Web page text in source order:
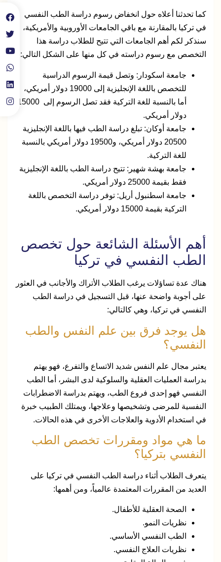
كما تحدثنا أعلاه حول انخفاض رسوم دراسة الطب النفسي
في تركيا بالمقارنة مع باقي الجامعات الأوروبية والأمريكية،
سنذكر لكم أهم الجامعات التي تتيح للطلاب دراسة هذا
التخصص مع رسوم دراسته في كل منها على الشكل التالي:
جامعة اسكودار: وتصل قيمة الرسوم الدراسية
للتخصص باللغة الإنجليزية إلى 19000 دولار أمريكي،
أما بالنسبة للغة التركية فقد تصل الرسوم إلى 15000
دولار أمريكي.
جامعة أوكان: تبلغ دراسة الطب فيها باللغة الإنجليزية
20500 دولار أمريكي، و19500 دولار أمريكي بالنسبة
للغة التركية.
جامعة بهشة شهير: تتيح دراسة الطب باللغة الإنجليزية
فقط بقيمة 25000 دولار أمريكي.
جامعة اسطنبول أريل: توفر دراسة التخصص باللغة
التركية بقيمة 15000 دولار أمريكي.
أهم الأسئلة الشائعة حول تخصص
الطب النفسي في تركيا
هناك عدة تساؤلات يرغب الطلاب الأتراك والأجانب في العثور
على أجوبة واضحة عنها، قبل التسجيل في دراسة الطب
النفسي في تركيا، وهي كالتالي:
هل يوجد فرق بين علم النفس والطب
النفسي؟
يعتبر مجال علم النفس شديد الاتساع والتفرع، فهو يهتم
بدراسة العمليات العقلية والسلوكية لدى البشر، أما الطب
النفسي فهو إحدى فروع الطب، ويهتم بدراسة الاضطرابات
النفسية للمرضى وتشخيصها وعلاجها، ويمتلك الطبيب خبرة
في استخدام الأدوية والعلاجات الأخرى في هذه الحالات.
ما هي مواد ومقررات تخصص الطب
النفسي بتركيا؟
يتعرف الطلاب أثناء دراسة الطب النفسي في تركيا على
العديد من المقررات المعتمدة عالمياً، ومن أهمها:
الصحة العقلية للأطفال.
نظريات النمو.
الطب النفسي الأساسي.
نظريات العلاج النفسي.